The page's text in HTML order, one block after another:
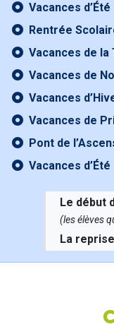
Vacances
Rentrée
Vacances de la
Vacances de
Vacances
Vacances de
Pont de
Vacances
Le début
(les élèves
La